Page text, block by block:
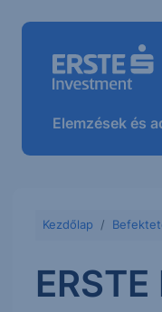
Elemzések és
Kezdőlap